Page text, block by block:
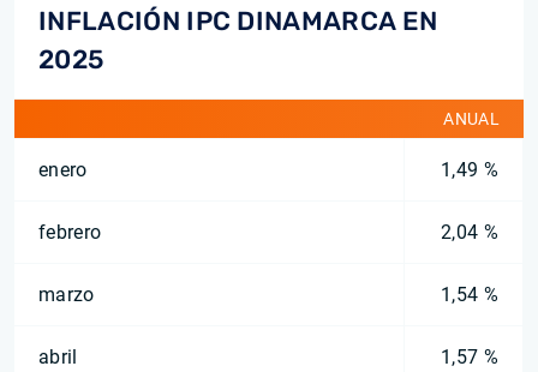
INFLACIÓN IPC DINAMARCA EN
2025
ANUAL
enero 1,49 %
febrero 2,04 %
marzo 1,54 %
abril 1,57 %